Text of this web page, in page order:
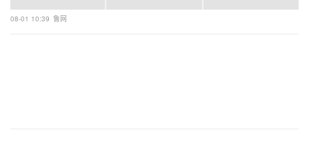
08-01 10:39 鲁网